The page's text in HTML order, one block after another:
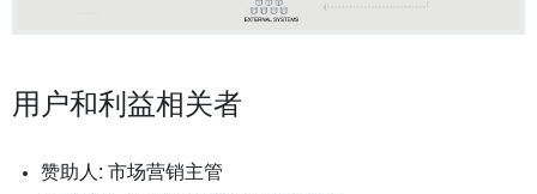
用户和利益相关者
赞助人: 市场营销主管